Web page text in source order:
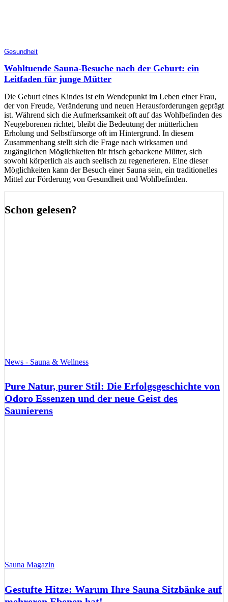
Gesundheit
Wohltuende Sauna-Besuche nach der Geburt: ein
Leitfaden für junge Mütter
Die Geburt eines Kindes ist ein Wendepunkt im Leben einer Frau,
der von Freude, Veränderung und neuen Herausforderungen geprägt
ist. Während sich die Aufmerksamkeit oft auf das Wohlbefinden des
Neugeborenen richtet, bleibt die Bedeutung der mütterlichen
Erholung und Selbstfürsorge oft im Hintergrund. In diesem
Zusammenhang stellt sich die Frage nach wirksamen und
zugänglichen Möglichkeiten für frisch gebackene Mütter, sich
sowohl körperlich als auch seelisch zu regenerieren. Eine dieser
Möglichkeiten kann der Besuch einer Sauna sein, ein traditionelles
Mittel zur Förderung von Gesundheit und Wohlbefinden.
Schon gelesen?
News - Sauna & Wellness
Pure Natur, purer Stil: Die Erfolgsgeschichte von
Odoro Essenzen und der neue Geist des
Saunierens
Sauna Magazin
Gestufte Hitze: Warum Ihre Sauna Sitzbänke auf